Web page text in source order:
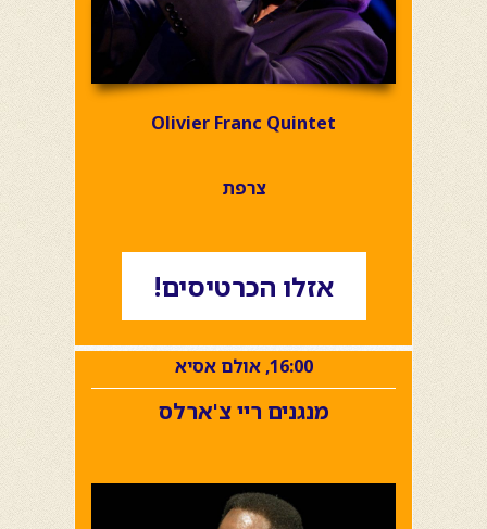
Olivier Franc Quintet
צרפת
אזלו הכרטיסים!
16:00, אולם אסיא
מנגנים ריי צ'ארלס